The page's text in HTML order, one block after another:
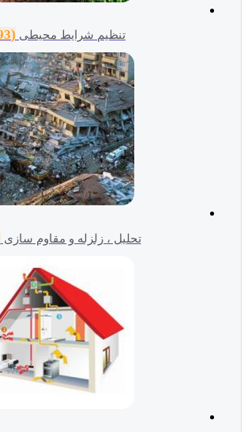
تنظیم شرایط محیطی (293)
تحلیل ، زلزله و مقاوم سازی(232)